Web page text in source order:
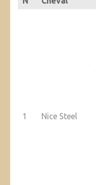
1 Nice Steel